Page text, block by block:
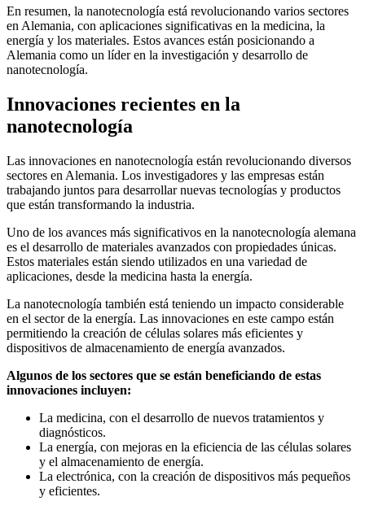
En resumen, la nanotecnología está revolucionando varios sectores
en Alemania, con aplicaciones significativas en la medicina, la
energía y los materiales. Estos avances están posicionando a
Alemania como un líder en la investigación y desarrollo de
nanotecnología.
Innovaciones recientes en la
nanotecnología
Las innovaciones en nanotecnología están revolucionando diversos
sectores en Alemania. Los investigadores y las empresas están
trabajando juntos para desarrollar nuevas tecnologías y productos
que están transformando la industria.
Uno de los avances más significativos en la nanotecnología alemana
es el desarrollo de materiales avanzados con propiedades únicas.
Estos materiales están siendo utilizados en una variedad de
aplicaciones, desde la medicina hasta la energía.
La nanotecnología también está teniendo un impacto considerable
en el sector de la energía. Las innovaciones en este campo están
permitiendo la creación de células solares más eficientes y
dispositivos de almacenamiento de energía avanzados.
Algunos de los sectores que se están beneficiando de estas
innovaciones incluyen:
La medicina, con el desarrollo de nuevos tratamientos y
diagnósticos.
La energía, con mejoras en la eficiencia de las células solares
y el almacenamiento de energía.
La electrónica, con la creación de dispositivos más pequeños
y eficientes.